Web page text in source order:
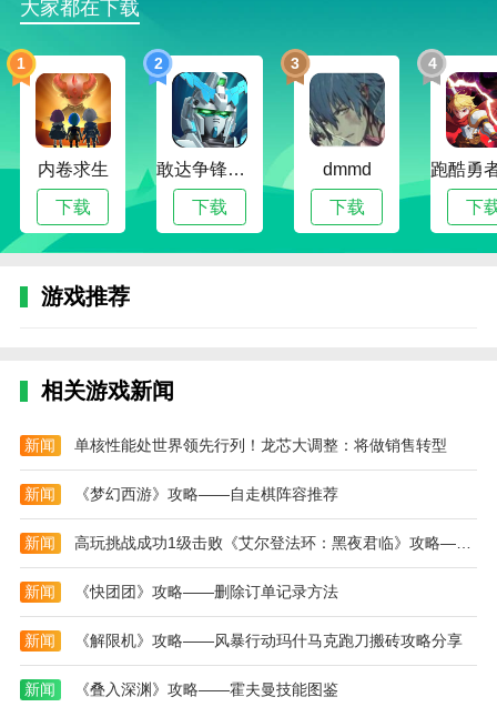
有必要了解它们的效果，以便快速选择效果更大的技
能。
植物大战僵尸技能版游戏玩法
1、游戏开局只能选择初级的技能，增加攻击速度
和伤害等。
2、地下的蓝色进度条是技能，满了以后会释放植
物的专属技能。
3、通过击杀一波又一波的僵尸来获得阳光，解锁
1、前期的话，建议选择“滋养”、“回春”、还有“循
环复制器”等技能，这样就能大幅增加植物释放大招的
概率。
2、再去选择“樱桃炸弹”、“火爆辣椒”技能，可以快
速的清怪，就能快速获得阳光。
3、然后就是“魅惑”技能，不过不要点满。
4、中期的话，收集足够阳光，这样才能应付后面
的僵尸大军。
大家都在下载
1
内卷求生
下载
2
敢达争锋对决无限钻石版
下载
3
dmmd
下载
4
下
游戏推荐
相关游戏新闻
新闻 单核性能处世界领先行列！龙芯大调整：将做销售转型
新闻 《梦幻西游》攻略——自走棋阵容推荐
新闻 高玩挑战成功1级击败《艾尔登法环：黑夜君临》攻略——夜王
新闻 《快团团》攻略——删除订单记录方法
新闻 《解限机》攻略——风暴行动玛什马克跑刀搬砖攻略分享
新闻 《叠入深渊》攻略——霍夫曼技能图鉴